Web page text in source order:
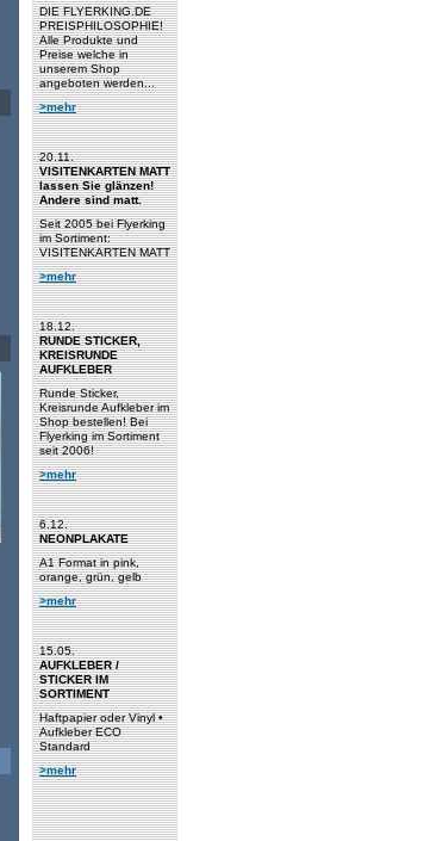
DIE FLYERKING.DE
PREISPHILOSOPHIE!
Alle Produkte und
Preise welche in
unserem Shop
angeboten werden...
>mehr
20.11.
VISITENKARTEN MATT
lassen Sie glänzen!
Andere sind matt.
Seit 2005 bei Flyerking
im Sortiment:
VISITENKARTEN MATT
>mehr
18.12.
RUNDE STICKER,
KREISRUNDE
AUFKLEBER
Runde Sticker,
Kreisrunde Aufkleber im
Shop bestellen! Bei
Flyerking im Sortiment
seit 2006!
>mehr
6.12.
NEONPLAKATE
A1 Format in pink,
orange, grün, gelb
>mehr
15.05.
AUFKLEBER /
STICKER IM
SORTIMENT
Haftpapier oder Vinyl •
Aufkleber ECO
Standard
>mehr